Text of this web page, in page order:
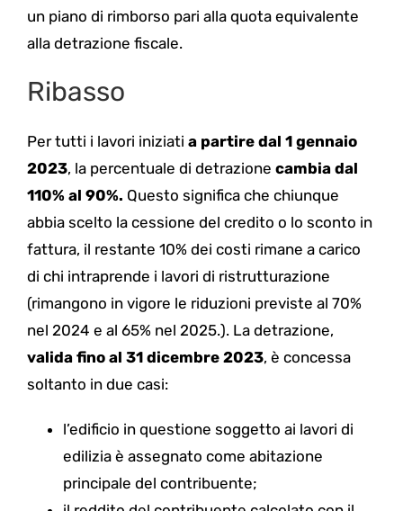
un piano di rimborso pari alla quota equivalente
alla detrazione fiscale.
Ribasso
Per tutti i lavori iniziati a partire dal 1 gennaio
2023, la percentuale di detrazione cambia dal
110% al 90%. Questo significa che chiunque
abbia scelto la cessione del credito o lo sconto in
fattura, il restante 10% dei costi rimane a carico
di chi intraprende i lavori di ristrutturazione
(rimangono in vigore le riduzioni previste al 70%
nel 2024 e al 65% nel 2025.). La detrazione,
valida fino al 31 dicembre 2023, è concessa
soltanto in due casi:
l’edificio in questione soggetto ai lavori di
edilizia è assegnato come abitazione
principale del contribuente;